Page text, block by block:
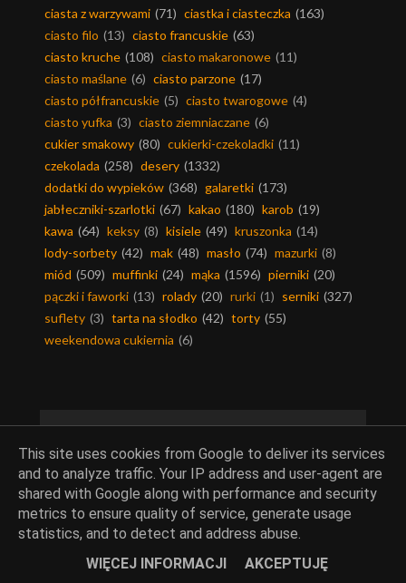
ciasta z warzywami (71) ciastka i ciasteczka (163)
ciasto filo (13) ciasto francuskie (63)
ciasto kruche (108) ciasto makaronowe (11)
ciasto maślane (6) ciasto parzone (17)
ciasto półfrancuskie (5) ciasto twarogowe (4)
ciasto yufka (3) ciasto ziemniaczane (6)
cukier smakowy (80) cukierki-czekoladki (11)
czekolada (258) desery (1332)
dodatki do wypieków (368) galaretki (173)
jabłeczniki-szarlotki (67) kakao (180) karob (19)
kawa (64) keksy (8) kisiele (49) kruszonka (14)
lody-sorbety (42) mak (48) masło (74) mazurki (8)
miód (509) muffinki (24) mąka (1596) pierniki (20)
pączki i faworki (13) rolady (20) rurki (1) serniki (327)
suflety (3) tarta na słodko (42) torty (55)
weekendowa cukiernia (6)
Mięsa
dania mięsne (631) dania z ryb (289) drób (389)
dziczyzna
(14) inne mięsa (60) kotlety (110)
mięso mielone
(171) mięso wieprzowe (354)
(3)
This site uses cookies from Google to deliver its services
and to analyze traffic. Your IP address and user-agent are
shared with Google along with performance and security
metrics to ensure quality of service, generate usage
statistics, and to detect and address abuse.
WIĘCEJ INFORMACJI
AKCEPTUJĘ